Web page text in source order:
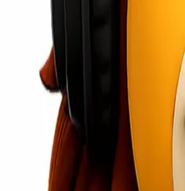
terpercaya, Lionel Express menjamin
Nataru.
Promo
Untung”, Anda hanya perlu mengikuti
Instagram Lionel Express untuk
cerita (story) pengalaman Anda
dapat menghubungi tim layanan pelanggan